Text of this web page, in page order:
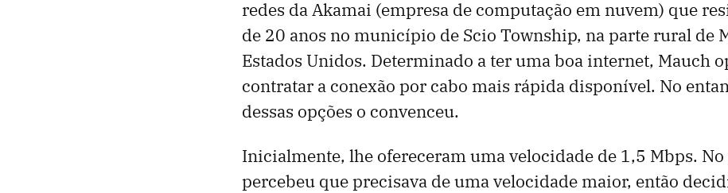
redes da Akamai (empresa de computação em nuvem) que
de 20 anos no município de Scio Township, na parte rural de
Estados Unidos. Determinado a ter uma boa internet, Mauch
contratar a conexão por cabo mais rápida disponível. No
dessas opções o convenceu.
Inicialmente, lhe ofereceram uma velocidade de 1,5 Mbps. No
percebeu que precisava de uma velocidade maior, então